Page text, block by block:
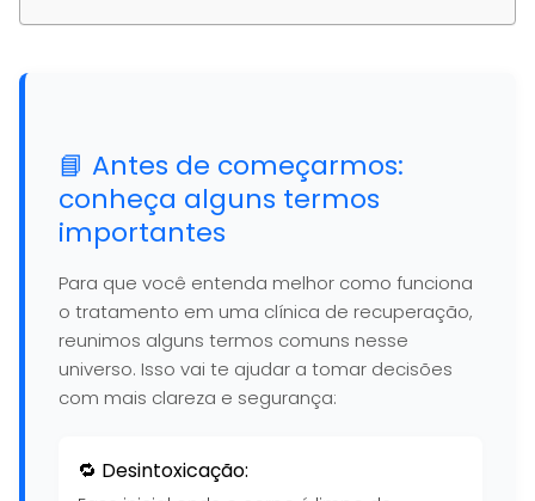
📘 Antes de começarmos:
conheça alguns termos
importantes
Para que você entenda melhor como funciona
o tratamento em uma clínica de recuperação,
reunimos alguns termos comuns nesse
universo. Isso vai te ajudar a tomar decisões
com mais clareza e segurança:
🔁 Desintoxicação: